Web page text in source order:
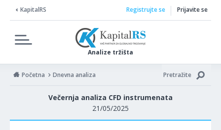
KapitalRS
Analize tržišta
Registrujte se Prijavite se
Početna Dnevna analiza Pretražite
Večernja analiza CFD instrumenata
21/05/2025